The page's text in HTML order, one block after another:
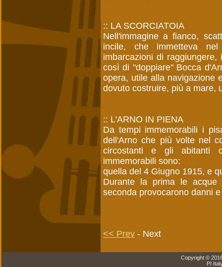
:: LA SCORCIATOIA
Nell'immagine a fianco,
incile, che immetteva
imbarcazioni di
così di "doppiare" Bocca
opera, utile alla navigazione
dovuto costruire, più a mare,
:: L'ARNO IN PIENA
Da tempi immemorabili i
dell'Arno che più volte nel
circostanti e gli abitanti
immemorabili sono:
quella del 4 Giugno 1915, e
Durante la prima le
seconda provocarono danni
<< Prev - Next
Copyright ©
PI